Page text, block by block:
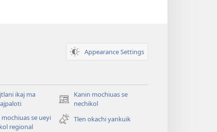
Appearance Settings
ikaj ma
Kanin mochiuas se
nechikol
(xiktlapo
okse
ventana)
mochiuas se ueyi
regional
Tlen okachi yankuik